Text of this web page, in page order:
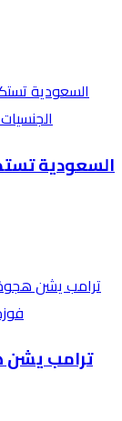
السعودية
ترامب يشن